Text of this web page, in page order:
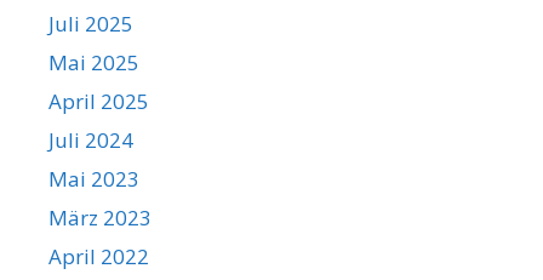
Juli 2025
Mai 2025
April 2025
Juli 2024
Mai 2023
März 2023
April 2022